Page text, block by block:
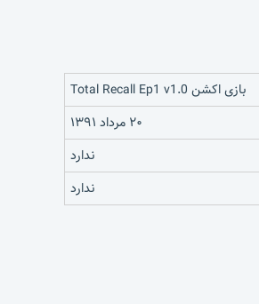
بازی اکشن Total Recall Ep1 v1.0
۲۰ مرداد ۱۳۹۱
ندارد
ندارد